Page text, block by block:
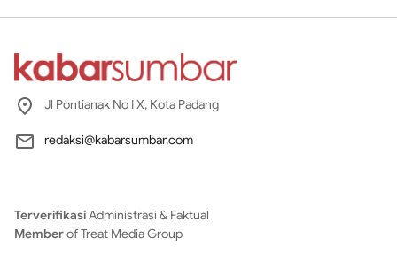
Jl Pontianak No I X, Kota Padang
redaksi@kabarsumbar.com
TerverifikasiAdministrasi & Faktual
Memberof Treat Media Group